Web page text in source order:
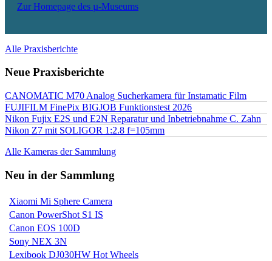
Zur Homepage des µ-Museums
Alle Praxisberichte
Neue Praxisberichte
CANOMATIC M70 Analog Sucherkamera für Instamatic Film
FUJIFILM FinePix BIGJOB Funktionstest 2026
Nikon Fujix E2S und E2N Reparatur und Inbetriebnahme C. Zahn
Nikon Z7 mit SOLIGOR 1:2.8 f=105mm
Alle Kameras der Sammlung
Neu in der Sammlung
Xiaomi Mi Sphere Camera
Canon PowerShot S1 IS
Canon EOS 100D
Sony NEX 3N
Lexibook DJ030HW Hot Wheels